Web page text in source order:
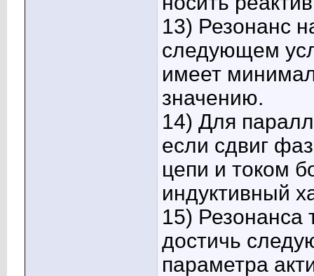
13) Резонанс
следующем
имеет
значению.
14) Для
если сдвиг
цепи и током
индуктивный
15) Резонанса
достичь
параметра